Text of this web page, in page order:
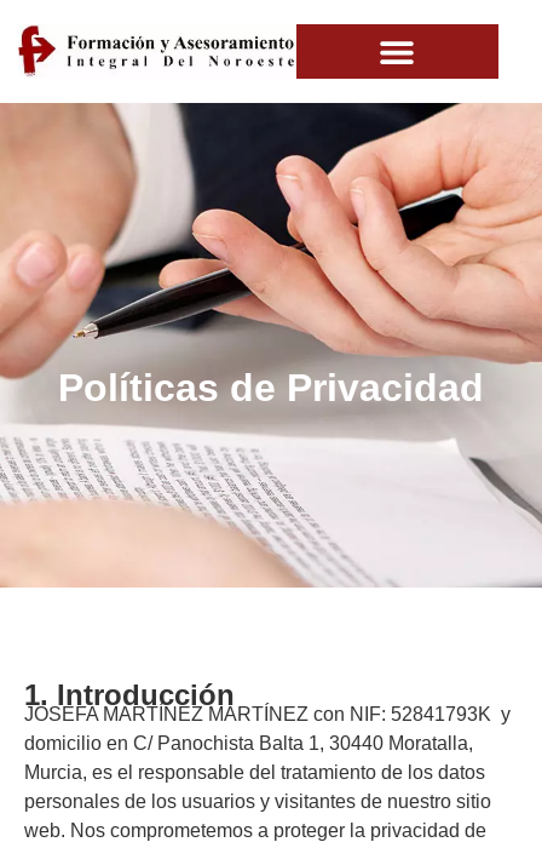
Políticas de Privacidad
1. Introducción
JOSEFA MARTÍNEZ MARTÍNEZ con NIF: 52841793K y
domicilio en C/ Panochista Balta 1, 30440 Moratalla,
Murcia, es el responsable del tratamiento de los datos
personales de los usuarios y visitantes de nuestro sitio
web. Nos comprometemos a proteger la privacidad de